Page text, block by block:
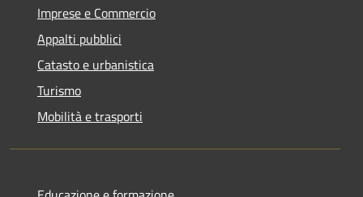
Imprese e Commercio
Appalti pubblici
Catasto e urbanistica
Turismo
Mobilità e trasporti